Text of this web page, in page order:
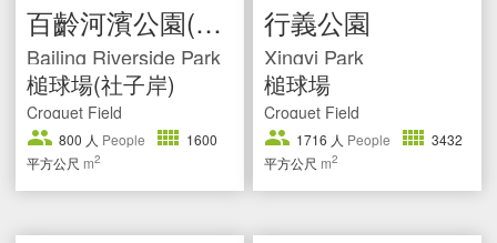
百齡河濱公園(社子岸)
Bailing Riverside Park
槌球場(社子岸)
Croquet Field
800 人 People
1600
平方公尺 m2
行義公園
Xingyi Park
槌球場
Croquet Field
1716 人 People
3432
平方公尺 m2